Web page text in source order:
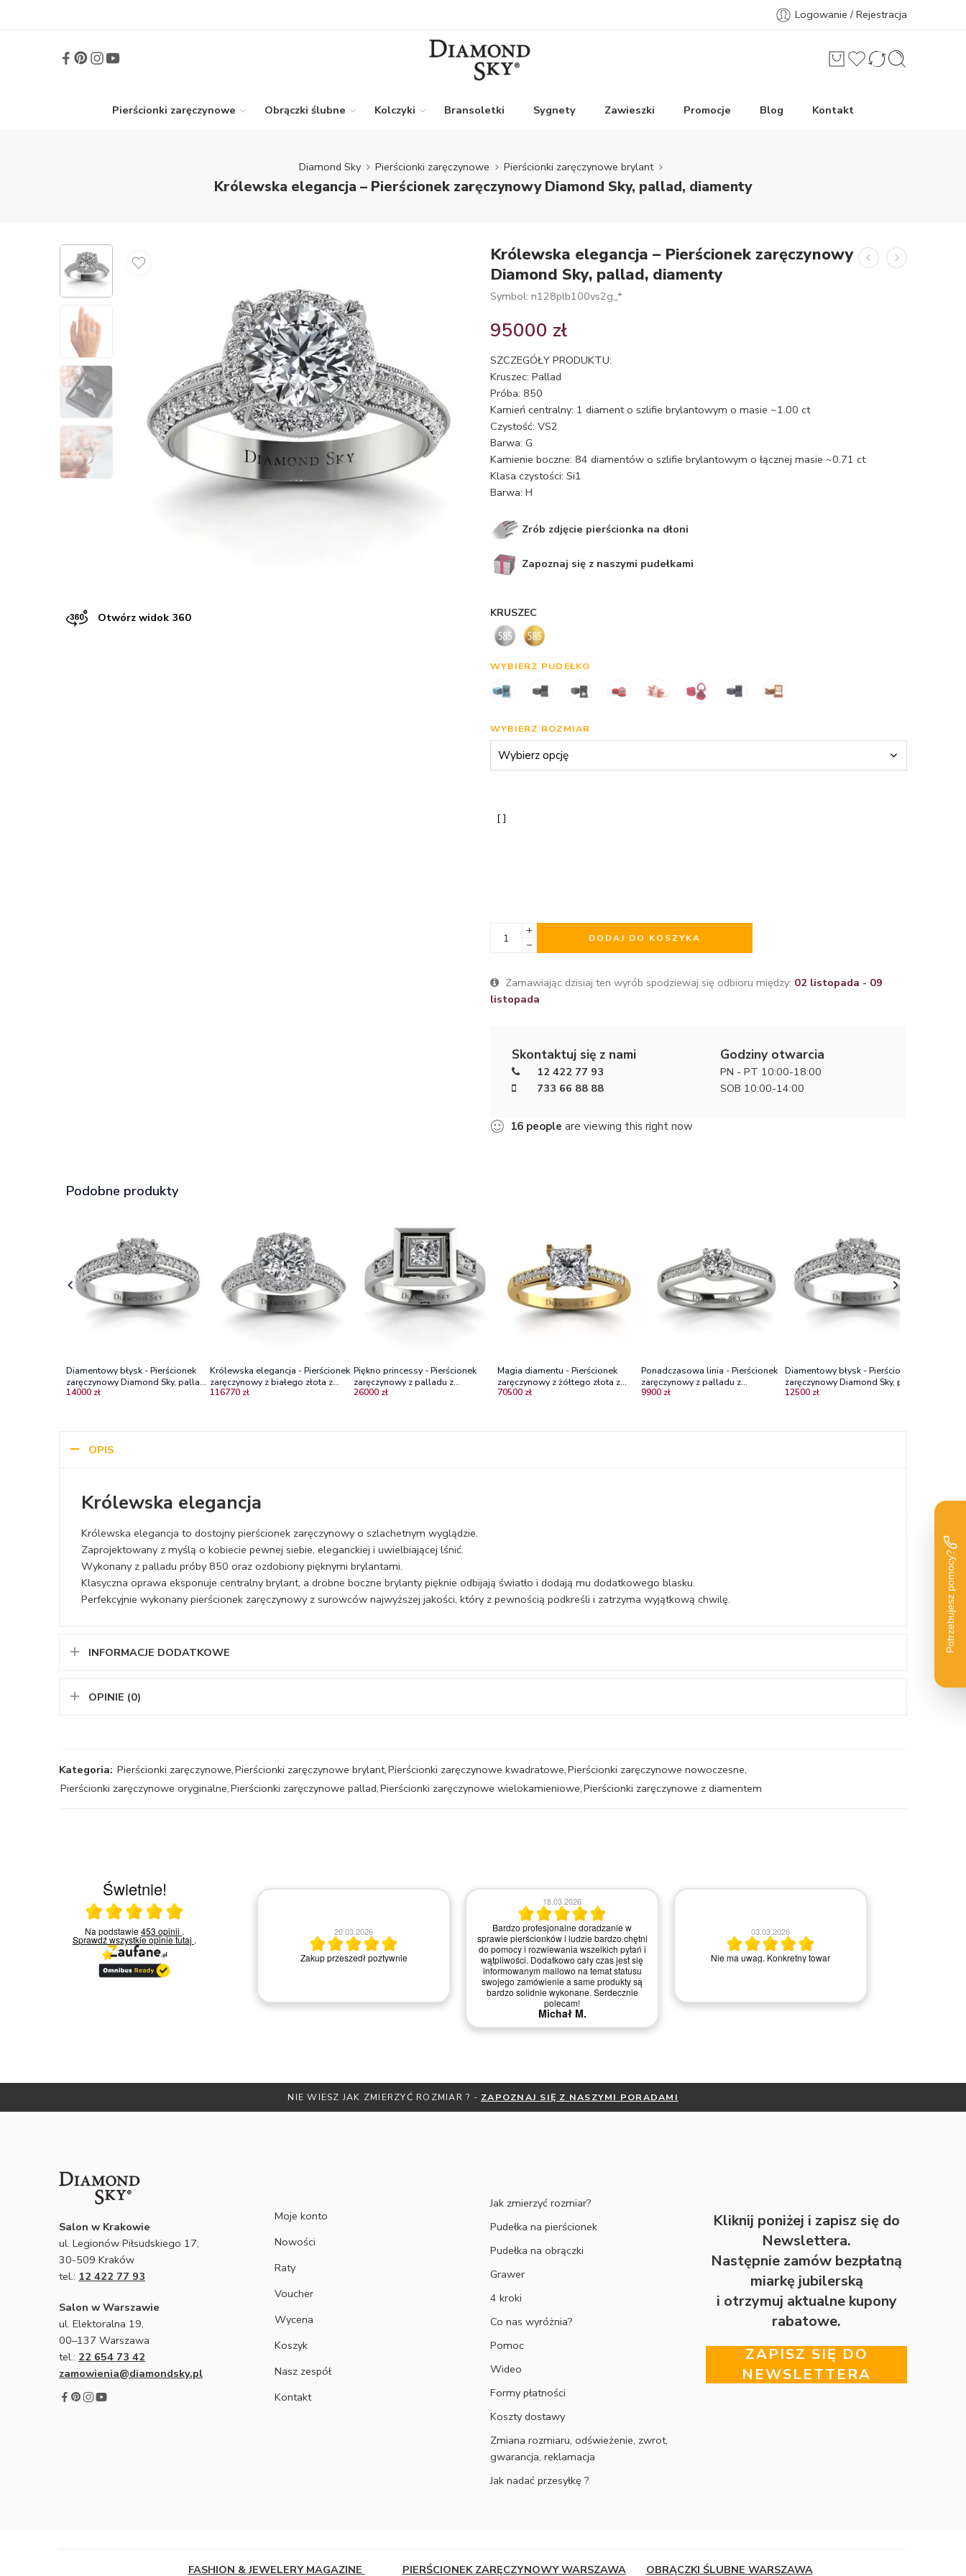
Logowanie / Rejestracja
Pierścionki zaręczynowe Obrączki ślubne Kolczyki Bransoletki Sygnety Zawieszki Promocje Blog Kontakt
Diamond Sky Pierścionki zaręczynowe Pierścionki zaręczynowe brylant
Królewska elegancja – Pierścionek zaręczynowy Diamond Sky, pallad, diamenty
Otwórz widok 360
Królewska elegancja – Pierścionek zaręczynowy
Diamond Sky, pallad, diamenty
Symbol: n128plb100vs2g_*
95000 zł
SZCZEGÓŁY PRODUKTU:
Kruszec: Pallad
Próba: 850
Kamień centralny: 1 diament o szlifie brylantowym o masie ~1.00 ct
Czystość: VS2
Barwa: G
Kamienie boczne: 84 diamentów o szlifie brylantowym o łącznej masie ~0.71 ct
Klasa czystości: Si1
Barwa: H
Zrób zdjęcie pierścionka na dłoni
Zapoznaj się z naszymi pudełkami
KRUSZEC
WYBIERZ PUDEŁKO
WYBIERZ ROZMIAR
DODAJ DO KOSZYKA
Zamawiając dzisiaj ten wyrób spodziewaj się odbioru między: 02 listopada - 09
listopada
Skontaktuj się z nami
12 422 77 93
733 66 88 88
Godziny otwarcia
PN - PT 10:00-18:00
SOB 10:00-14:00
16 people are viewing this right now
Podobne produkty
Diamentowy błysk - Pierścionek
zaręczynowy Diamond Sky, pallad,
brylanty VS1/E
14000 zł
Królewska elegancja - Pierścionek
zaręczynowy z białego złota z
brylantami
116770 zł
Piękno princessy - Pierścionek
zaręczynowy z palladu z
diamentem
26000 zł
Magia diamentu - Pierścionek
zaręczynowy z żółtego złota z
diamentem o szlifie princessa i
70500 zł
Ponadczasowa linia - Pierścionek
zaręczynowy z palladu z
diamentami
9900 zł
Diamentowy błysk - Pierścionek
zaręczynowy Diamond Sky, pallad,
brylanty
12500 zł
OPIS
Królewska elegancja
Królewska elegancja to dostojny pierścionek zaręczynowy o szlachetnym wyglądzie.
Zaprojektowany z myślą o kobiecie pewnej siebie, eleganckiej i uwielbiającej lśnić.
Wykonany z palladu próby 850 oraz ozdobiony pięknymi brylantami.
Klasyczna oprawa eksponuje centralny brylant, a drobne boczne brylanty pięknie odbijają światło i dodają mu dodatkowego blasku.
Perfekcyjnie wykonany pierścionek zaręczynowy z surowców najwyższej jakości, który z pewnością podkreśli i zatrzyma wyjątkową chwilę.
INFORMACJE DODATKOWE
OPINIE (0)
Kategoria: Pierścionki zaręczynowe,Pierścionki zaręczynowe brylant,Pierścionki zaręczynowe kwadratowe,Pierścionki zaręczynowe nowoczesne,
Pierścionki zaręczynowe oryginalne,Pierścionki zaręczynowe pallad,Pierścionki zaręczynowe wielokamieniowe,Pierścionki zaręczynowe z diamentem
Świetnie!
Ocena średnia 5 na 5
Na podstawie453 opinii .
Sprawdź wszystkie opinietutaj .
23.03.2026
Bardzo miła i kompetentna obsługa.
Polecam
Remigiusz D.
20.03.2026
Zakup przeszedł poztywnie
18.03.2026
Bardzo profesjonalne doradzanie w
sprawie pierścionków i ludzie bardzo chętni
do pomocy i rozwiewania wszelkich pytań i
wątpliwości. Dodatkowo cały czas jest się
informowanym mailowo na temat statusu
swojego zamówienie a same produkty są
bardzo solidnie wykonane. Serdecznie
polecam!
Michał M.
03.03.2026
Nie ma uwag. Konkretny towar
NIE WIESZ JAK ZMIERZYĆ ROZMIAR ? - ZAPOZNAJ SIĘ Z NASZYMI PORADAMI
Salon w Krakowie
ul. Legionów Piłsudskiego 17,
30-509 Kraków
tel.: 12 422 77 93
Salon w Warszawie
ul. Elektoralna 19,
00–137 Warszawa
tel.: 22 654 73 42
zamowienia@diamondsky.pl
Moje konto
Nowości
Raty
Voucher
Wycena
Koszyk
Nasz zespół
Kontakt
Jak zmierzyć rozmiar?
Pudełka na pierścionek
Pudełka na obrączki
Grawer
4 kroki
Co nas wyróżnia?
Pomoc
Wideo
Formy płatności
Koszty dostawy
Zmiana rozmiaru, odświeżenie, zwrot,
gwarancja, reklamacja
Jak nadać przesyłkę ?
Kliknij poniżej i zapisz się do
Newslettera.
Następnie zamów bezpłatną
miarkę jubilerską
i otrzymuj aktualne kupony
rabatowe.
ZAPISZ SIĘ DO
NEWSLETTERA
FASHION & JEWELERY MAGAZINE PIERŚCIONEK ZARĘCZYNOWY WARSZAWA OBRĄCZKI ŚLUBNE WARSZAWA